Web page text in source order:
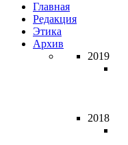
Главная
Редакция
Этика
Архив
2019
2018